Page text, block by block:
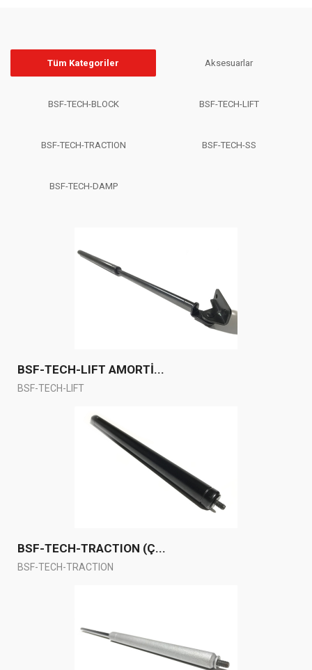
Tüm Kategoriler Aksesuarlar
BSF-TECH-BLOCK BSF-TECH-LIFT
BSF-TECH-TRACTION BSF-TECH-SS
BSF-TECH-DAMP
BSF-TECH-LIFT AMORTİ...
BSF-TECH-LIFT
BSF-TECH-TRACTION (Ç...
BSF-TECH-TRACTION